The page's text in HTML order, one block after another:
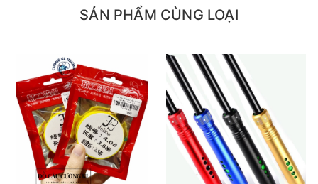
SẢN PHẨM CÙNG LOẠI